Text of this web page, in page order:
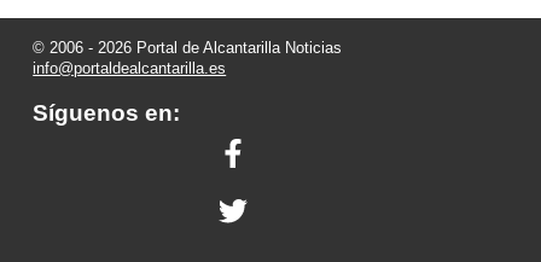
© 2006 - 2026 Portal de Alcantarilla Noticias
info@portaldealcantarilla.es
Síguenos en: